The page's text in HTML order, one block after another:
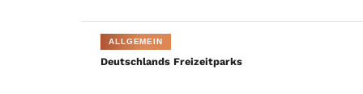
Wäsche während starker Belastung nicht draußen
trocknen
ALLGEMEIN
Deutschlands Freizeitparks